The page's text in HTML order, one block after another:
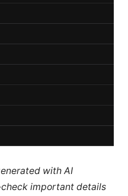
with AI
important details